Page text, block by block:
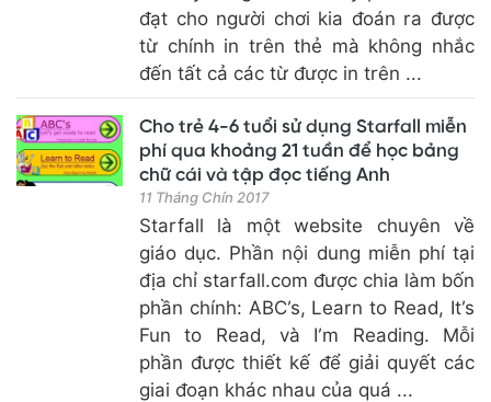
đạt cho người chơi kia đoán ra được
từ chính in trên thẻ mà không nhắc
đến tất cả các từ được in trên ...
Cho trẻ 4-6 tuổi sử dụng Starfall miễn
phí qua khoảng 21 tuần để học bảng
chữ cái và tập đọc tiếng Anh
11 Tháng Chín 2017
Starfall là một website chuyên về
giáo dục. Phần nội dung miễn phí tại
địa chỉ starfall.com được chia làm bốn
phần chính: ABC’s, Learn to Read, It’s
Fun to Read, và I’m Reading. Mỗi
phần được thiết kế để giải quyết các
giai đoạn khác nhau của quá ...